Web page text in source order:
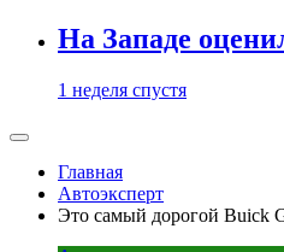
На Западе
1 неделя спустя
Главная
Автоэксперт
Это самый дорогой Buick